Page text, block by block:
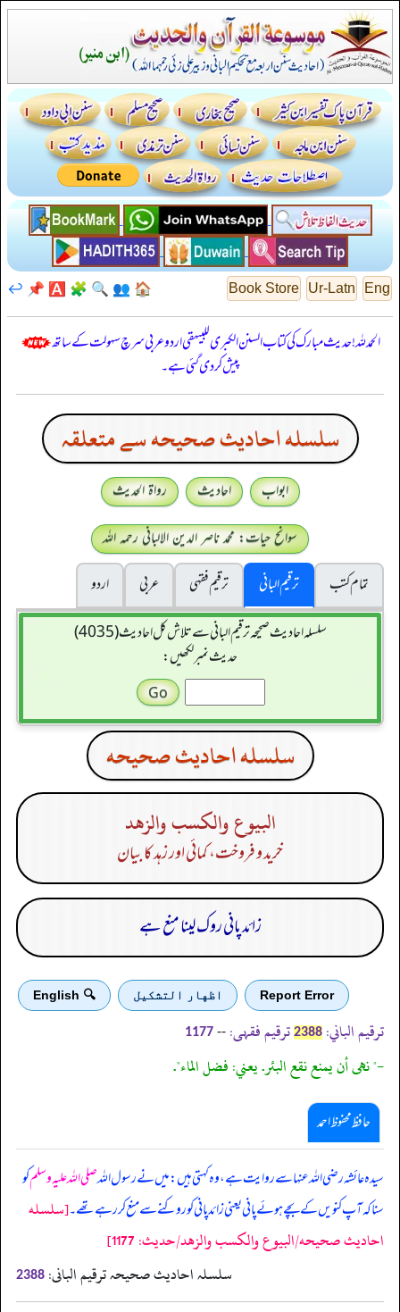
Eng
Ur-Latn
Book Store
🏠
👥
🔍
🧩
🅰️
📌
↩️
الحمدللہ! حدیث مبارک کی کتاب السنن الكبرى للبيهقي اردو عربی سرچ سہولت کے ساتھ
پیش کر دی گئی ہے۔
سلسله احاديث صحيحه سے متعلقہ
ابواب احادیث
رواۃ الحدیث
سوانح حیات: محمد ناصر الدین الالبانی رحمہ اللہ
تمام کتب
ترقیم البانی ترقيم فقہی عربی
اردو
سلسله احاديث صحيحه ترقیم البانی سے تلاش کل احادیث (4035)
حدیث نمبر لکھیں:
سلسله احاديث صحيحه
البيوع والكسب والزهد
خرید و فروخت، کمائی اور زہد کا بیان
زائد پانی روک لینا منع ہے
Report Error اظهار التشكيل 🔍 English
ترقیم الباني: 2388 ترقیم فقہی: --
1177
-" نهى أن يمنع نقع البئر. يعني: فضل الماء".
حافظ محفوظ احمد
سیدہ عائشہ رضی اللہ عنہا سے روایت ہے، وہ کہتی ہیں: میں نے رسول اللہصلی اللہ علیہ وسلمکو
سنا کہ آپ کنویں کے بچے ہوئے پانی یعنی زائد پانی کو روکنے سے منع کر رہے تھے۔[سلسله
احاديث صحيحه/البيوع والكسب والزهد/حدیث: 1177]
سلسلہ احادیث صحیحہ ترقیم البانی: 2388